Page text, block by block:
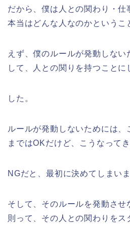
だから、僕は人との関わり・仕
本当はどんな人なのかというこ
えず、僕のルールが発動しな
して、人との関りを持つことに
した。
ルールが発動しないためには、
まではOKだけど、こうなって
NGだと、最初に決めてしまいま
そして、そのルールを発動させ
則って、その人との関わりをス